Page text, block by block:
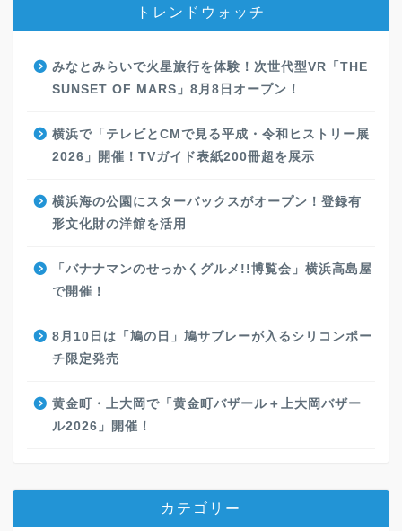
トレンドウォッチ
みなとみらいで火星旅行を体験！次世代型VR「THE
SUNSET OF MARS」8月8日オープン！
横浜で「テレビとCMで見る平成・令和ヒストリー展
2026」開催！TVガイド表紙200冊超を展示
横浜海の公園にスターバックスがオープン！登録有
形文化財の洋館を活用
「バナナマンのせっかくグルメ!!博覧会」横浜高島屋
で開催！
8月10日は「鳩の日」鳩サブレーが入るシリコンポー
チ限定発売
黄金町・上大岡で「黄金町バザール＋上大岡バザー
ル2026」開催！
カテゴリー